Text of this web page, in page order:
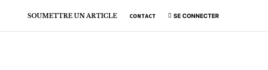
SOUMETTRE UN ARTICLE CONTACT SE CONNECTER